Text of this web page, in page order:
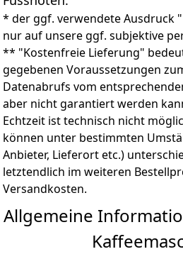
* der ggf. verwendete Ausdruck
nur auf unsere ggf. subjektive
** "Kostenfreie Lieferung"
gegebenen Voraussetzungen
Datenabrufs vom
aber nicht garantiert werden
Echtzeit ist technisch nicht
können unter bestimmten
Anbieter, Lieferort etc.)
letztendlich im weiteren
Versandkosten.
Allgemeine